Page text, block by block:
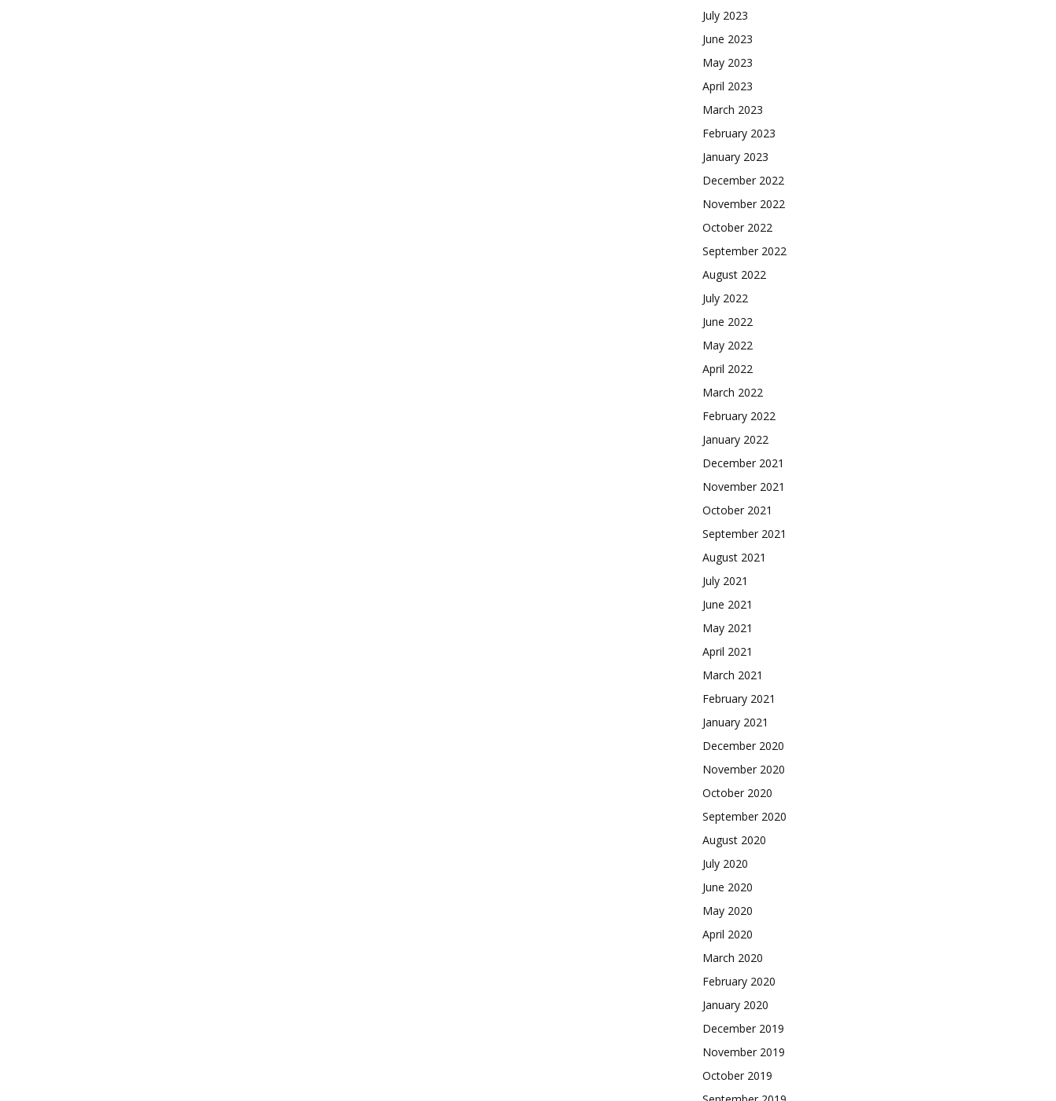
July 2023
June 2023
May 2023
April 2023
March 2023
February 2023
January 2023
December 2022
November 2022
October 2022
September 2022
August 2022
July 2022
June 2022
May 2022
April 2022
March 2022
February 2022
January 2022
December 2021
November 2021
October 2021
September 2021
August 2021
July 2021
June 2021
May 2021
April 2021
March 2021
February 2021
January 2021
December 2020
November 2020
October 2020
September 2020
August 2020
July 2020
June 2020
May 2020
April 2020
March 2020
February 2020
January 2020
December 2019
November 2019
October 2019